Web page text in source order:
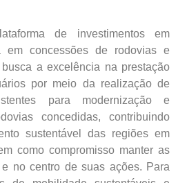
de investimentos em
em concessões de rodovias e
a excelência na prestação
por meio da realização de
para modernização e
concedidas, contribuindo
sustentável das regiões em
como compromisso manter as
no centro de suas ações. Para